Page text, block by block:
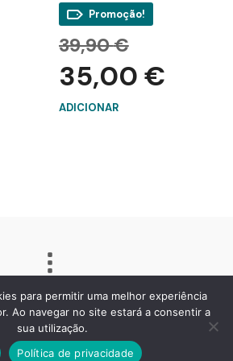
Promoção!
39,90€O
original
era:
35,00 €preço
ADICIONAR
para permitir uma melhor experiência
Ao navegar no site estará a consentir a
sua utilização.
Política de privacidade